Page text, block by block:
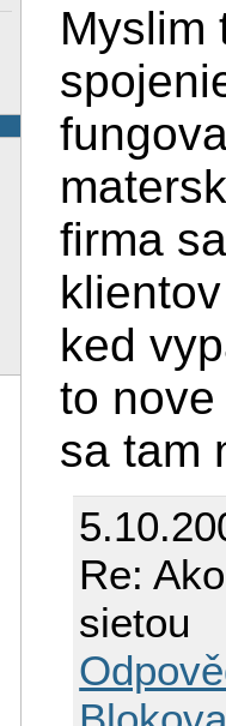
Myslim
firma
ked
to
sa tam
Re:
sietou